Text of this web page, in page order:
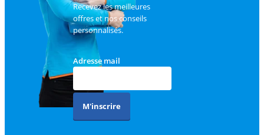
Recevez les meilleures
offres et nos conseils
personnalisés.
Adresse mail
M'inscrire